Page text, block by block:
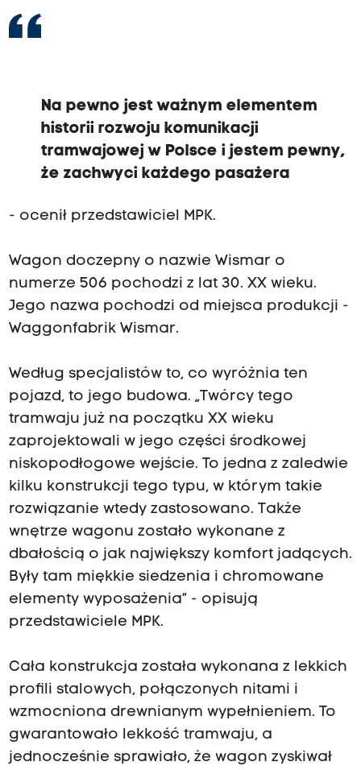
Na pewno jest ważnym elementem
historii rozwoju komunikacji
tramwajowej w Polsce i jestem pewny,
że zachwyci każdego pasażera
- ocenił przedstawiciel MPK.
Wagon doczepny o nazwie Wismar o
numerze 506 pochodzi z lat 30. XX wieku.
Jego nazwa pochodzi od miejsca produkcji -
Waggonfabrik Wismar.
Według specjalistów to, co wyróżnia ten
pojazd, to jego budowa. „Twórcy tego
tramwaju już na początku XX wieku
zaprojektowali w jego części środkowej
niskopodłogowe wejście. To jedna z zaledwie
kilku konstrukcji tego typu, w którym takie
rozwiązanie wtedy zastosowano. Także
wnętrze wagonu zostało wykonane z
dbałością o jak największy komfort jadących.
Były tam miękkie siedzenia i chromowane
elementy wyposażenia” - opisują
przedstawiciele MPK.
Cała konstrukcja została wykonana z lekkich
profili stalowych, połączonych nitami i
wzmocniona drewnianym wypełnieniem. To
gwarantowało lekkość tramwaju, a
jednocześnie sprawiało, że wagon zyskiwał